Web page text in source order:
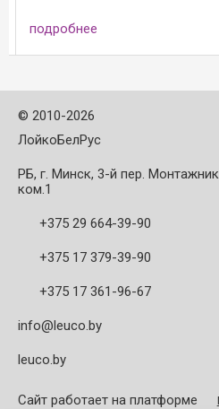
до B = 40 мм
- базовая
- n max = 14 500
головки
углом; -
© 2010-2026
ЛойкоБелРус
РБ, г. Минск, 3-й пер.
ком.1
+375 29 664-39-90
+375 17 379-39-90
+375 17 361-96-67
info@leuco.by
leuco.by
Сайт работает на платформе